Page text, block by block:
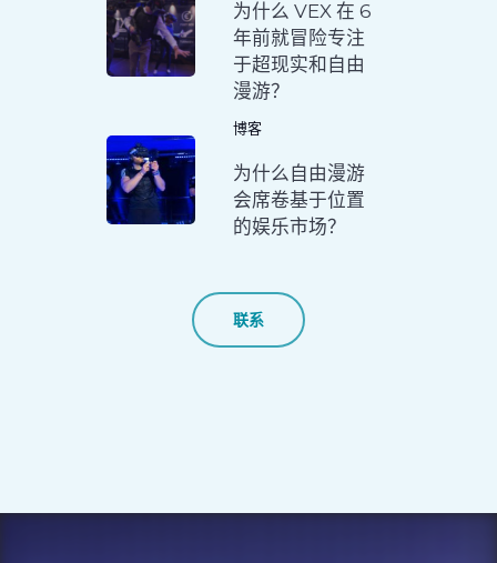
为什么 VEX 在 6
年前就冒险专注
于超现实和自由
漫游？
博客
为什么自由漫游
会席卷基于位置
的娱乐市场？
联系